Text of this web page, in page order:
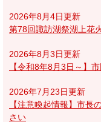
2026年8月4日更新
第78回諏訪湖祭湖上花
2026年8月3日更新
【令和8年8月3日～】
2026年7月23日更新
【注意喚起情報】市長
さい